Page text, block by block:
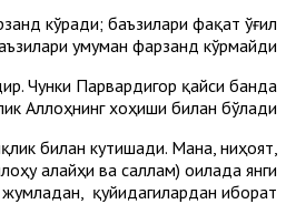
кўради; баъзилари фақат ўғил
умуман фарзанд кўрмайди».
Чунки Парвардигор қайси банда
Аллоҳнинг хоҳиши билан бўлади».
билан кутишади. Мана, ниҳоят,
алайҳи ва саллам) оилада янги
қуйидагилардан иборат.